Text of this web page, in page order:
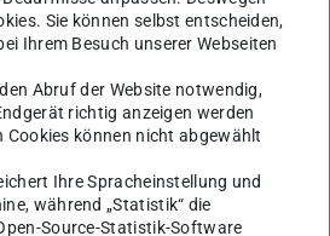
sich herzlich bei der BEOS AG
für einen durchweg
mit interessanten Einblicken und
erschienen Studierenden.
WiBiNET e.V. freut sich auf
und Vorträge.
Sie können selbst entscheiden,
Ihrem Besuch unserer Webseiten
Abruf der Website notwendig,
richtig anzeigen werden
Cookies können nicht abgewählt
Ihre Spracheinstellung und
während „Statistik“ die
Source-Statistik-Software